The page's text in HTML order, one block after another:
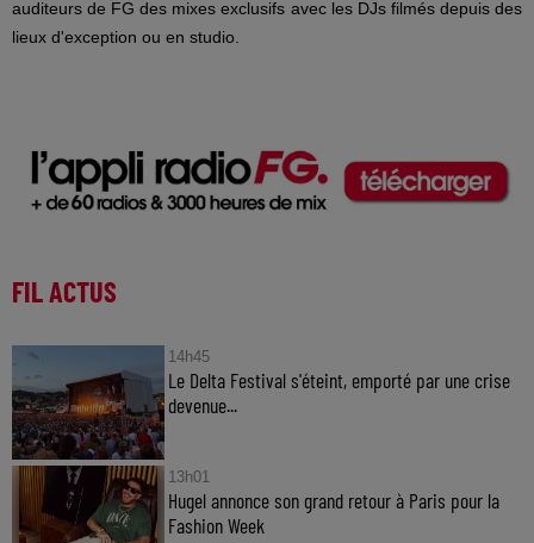
auditeurs de FG des mixes exclusifs avec les DJs filmés depuis des
lieux d'exception ou en studio.
FIL ACTUS
14h45
Le Delta Festival s'éteint, emporté par une crise
devenue...
13h01
Hugel annonce son grand retour à Paris pour la
Fashion Week